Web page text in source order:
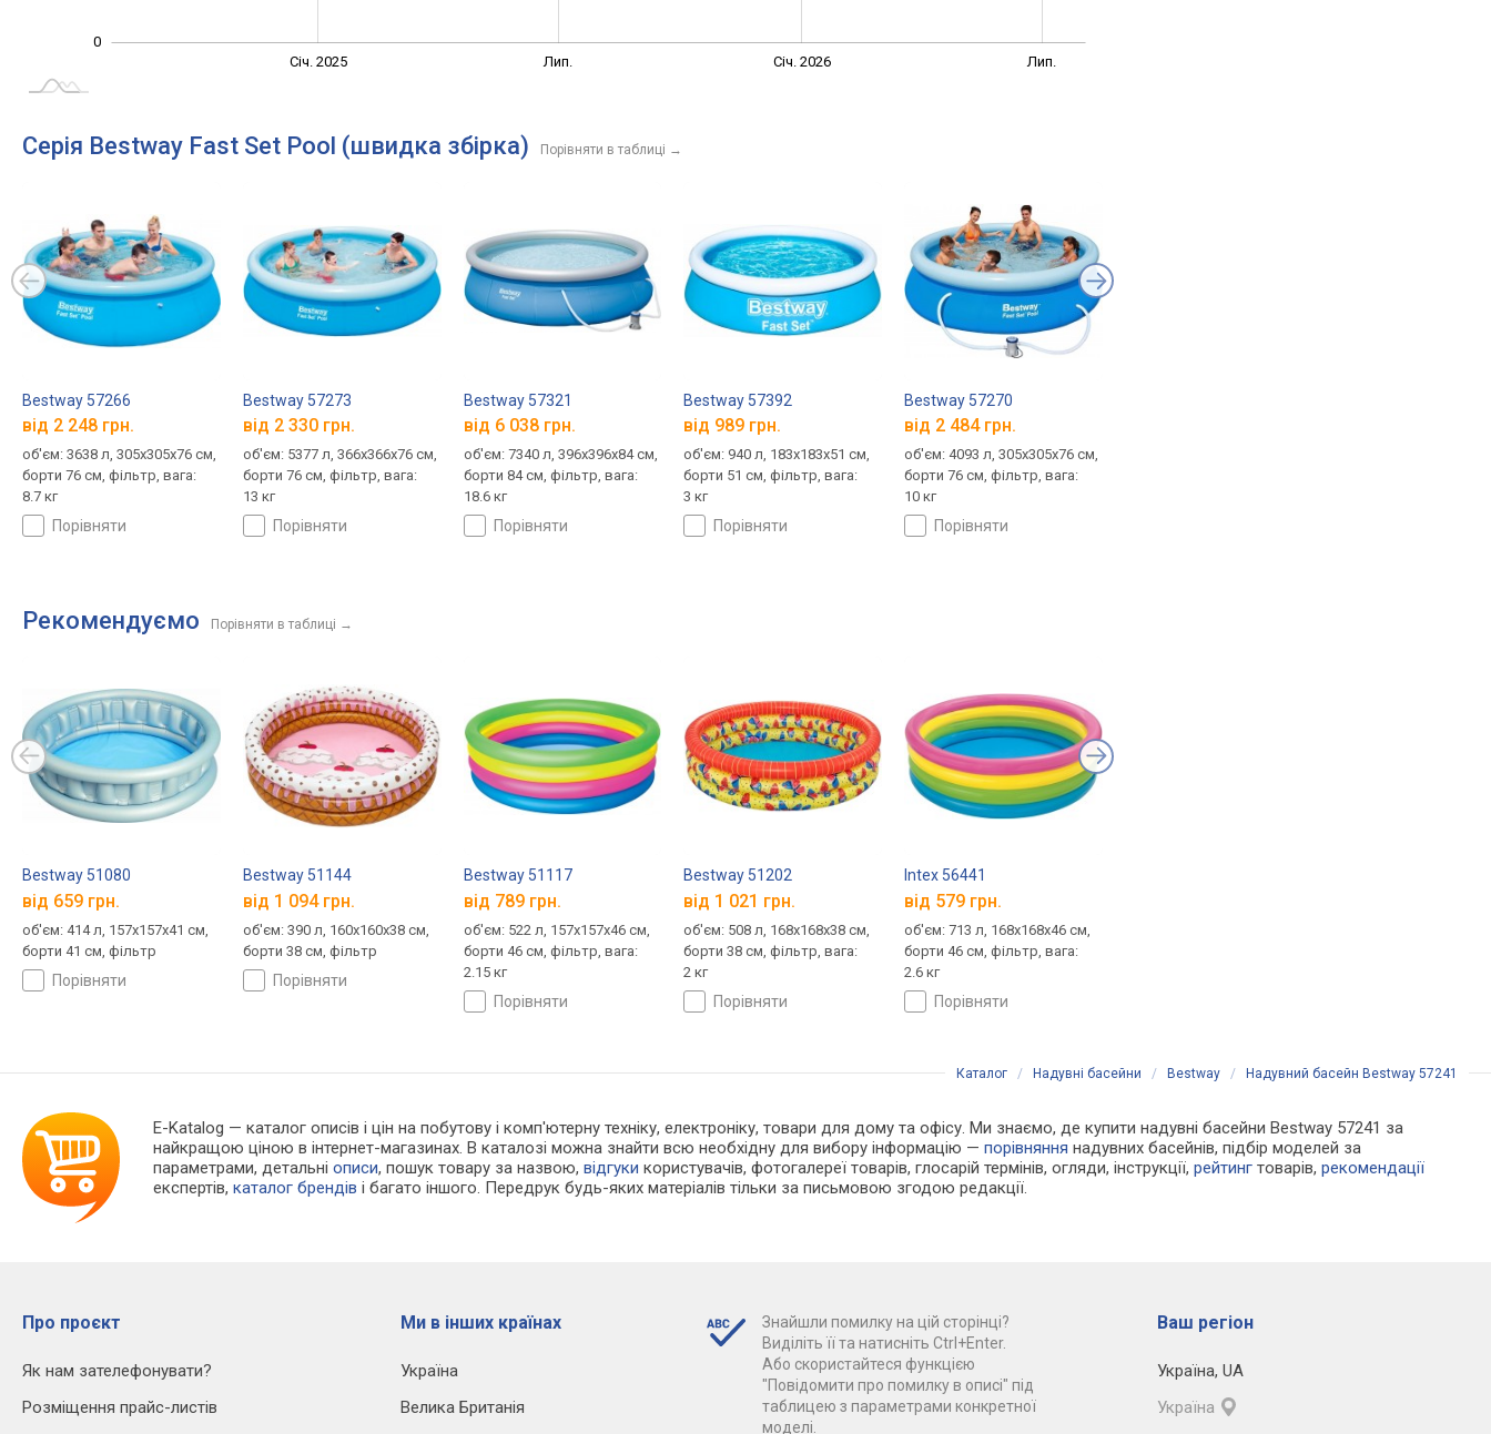
0
Січ. 2025 Лип. Січ. 2026 Лип.
Серія Bestway Fast Set Pool (швидка збірка) Порівняти в таблиці →
Bestway 57266
від 2 248 грн.
об'єм: 3638 л, 305x305x76 см,
борти 76 см, фільтр, вага:
8.7 кг
порівняти
Bestway 57273
від 2 330 грн.
об'єм: 5377 л, 366x366x76 см,
борти 76 см, фільтр, вага:
13 кг
порівняти
Bestway 57321
від 6 038 грн.
об'єм: 7340 л, 396x396x84 см,
борти 84 см, фільтр, вага:
18.6 кг
порівняти
Bestway 57392
від 989 грн.
об'єм: 940 л, 183х183х51 см,
борти 51 см, фільтр, вага:
3 кг
порівняти
Bestway 57270
від 2 484 грн.
об'єм: 4093 л, 305x305x76 см,
борти 76 см, фільтр, вага:
10 кг
порівняти
Рекомендуємо Порівняти в таблиці →
Bestway 51080
від 659 грн.
об'єм: 414 л, 157х157х41 см,
борти 41 см, фільтр
порівняти
Bestway 51144
від 1 094 грн.
об'єм: 390 л, 160х160х38 см,
борти 38 см, фільтр
порівняти
Bestway 51117
від 789 грн.
об'єм: 522 л, 157x157x46 см,
борти 46 см, фільтр, вага:
2.15 кг
порівняти
Bestway 51202
від 1 021 грн.
об'єм: 508 л, 168х168х38 см,
борти 38 см, фільтр, вага:
2 кг
порівняти
Intex 56441
від 579 грн.
об'єм: 713 л, 168x168x46 см,
борти 46 см, фільтр, вага:
2.6 кг
порівняти
Каталог / Надувні басейни / Bestway / Надувний басейн Bestway 57241
E-Katalog — каталог описів і цін на побутову і комп'ютерну техніку, електроніку, товари для дому та офісу. Ми знаємо, де купити надувні басейни Bestway 57241 за
найкращою ціною в інтернет-магазинах. В каталозі можна знайти всю необхідну для вибору інформацію —порівняння надувних басейнів, підбір моделей за
параметрами, детальніописи, пошук товару за назвою,відгуки користувачів, фотогалереї товарів, глосарій термінів, огляди, інструкції,рейтинг товарів,рекомендації
експертів,каталог брендів і багато іншого. Передрук будь-яких матеріалів тільки за письмовою згодою редакції.
Про проєкт
Як нам зателефонувати?
Розміщення прайс-листів
Ми в інших країнах
Україна
Велика Британія
Знайшли помилку на цій сторінці?
Виділіть її та натисніть Ctrl+Enter.
Або скористайтеся функцією
"Повідомити про помилку в описі" під
таблицею з параметрами конкретної
моделі.
Ваш регіон
Україна, UA
Україна